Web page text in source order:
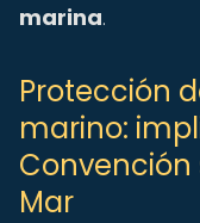
marina.
Protección
marino:
Convención
Mar